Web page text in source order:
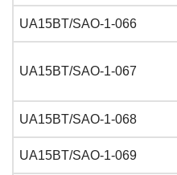
UA15BT/SAO-1-066
UA15BT/SAO-1-067
UA15BT/SAO-1-068
UA15BT/SAO-1-069